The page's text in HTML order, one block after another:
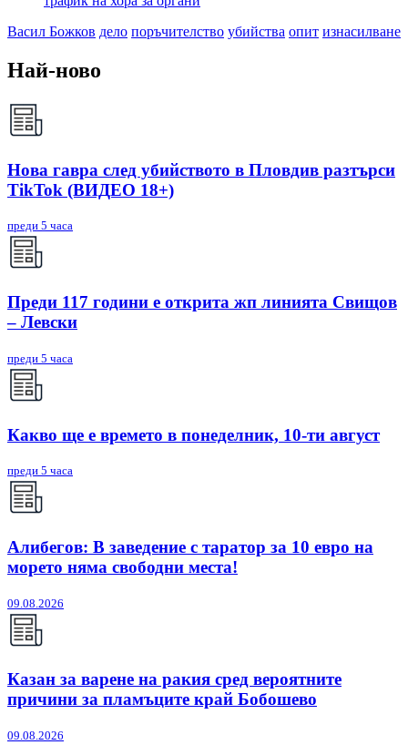
Васил Божков дело поръчителство убийства опит изнасилване
Най-ново
Нова гавра след убийството в Пловдив разтърси
TikTok (ВИДЕО 18+)
преди 5 часа
Преди 117 години е открита жп линията Свищов
– Левски
преди 5 часа
Какво ще е времето в понеделник, 10-ти август
преди 5 часа
Алибегов: В заведение с таратор за 10 евро на
морето няма свободни места!
09.08.2026
Казан за варене на ракия сред вероятните
причини за пламъците край Бобошево
09.08.2026